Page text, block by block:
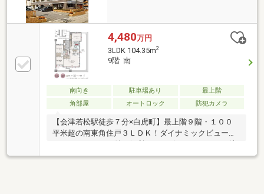
4,480万円
3LDK 104.35m2
9階 南
南向き 駐車場あり
最上階
角部屋
オートロック 防犯カメラ
【会津若松駅徒歩７分×白虎町】最上階９階・１００
平米超の南東角住戸３ＬＤＫ！ダイナミックビューの
歩圏内に揃います！敷地内平面駐車場１台利用可能